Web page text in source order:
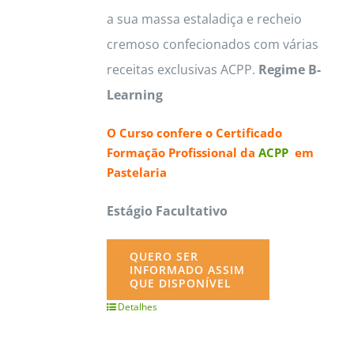
a sua massa estaladiça e recheio
cremoso confecionados com várias
receitas exclusivas ACPP. Regime B-
Learning
O Curso confere o Certificado
Formação Profissional da ACPPem
Pastelaria
Estágio Facultativo
QUERO SER
INFORMADO ASSIM
QUE DISPONÍVEL
Detalhes